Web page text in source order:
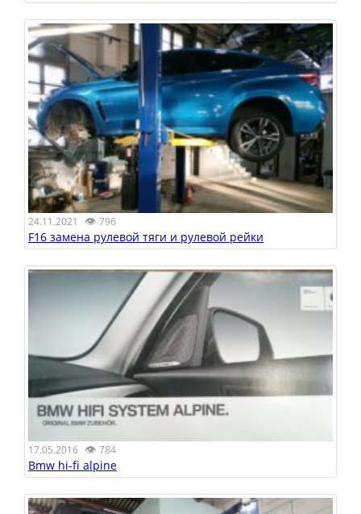
24.11.2021 👁 796
F16 замена рулевой тяги и рулевой рейки
17.05.2016 👁 784
Bmw hi-fi alpine